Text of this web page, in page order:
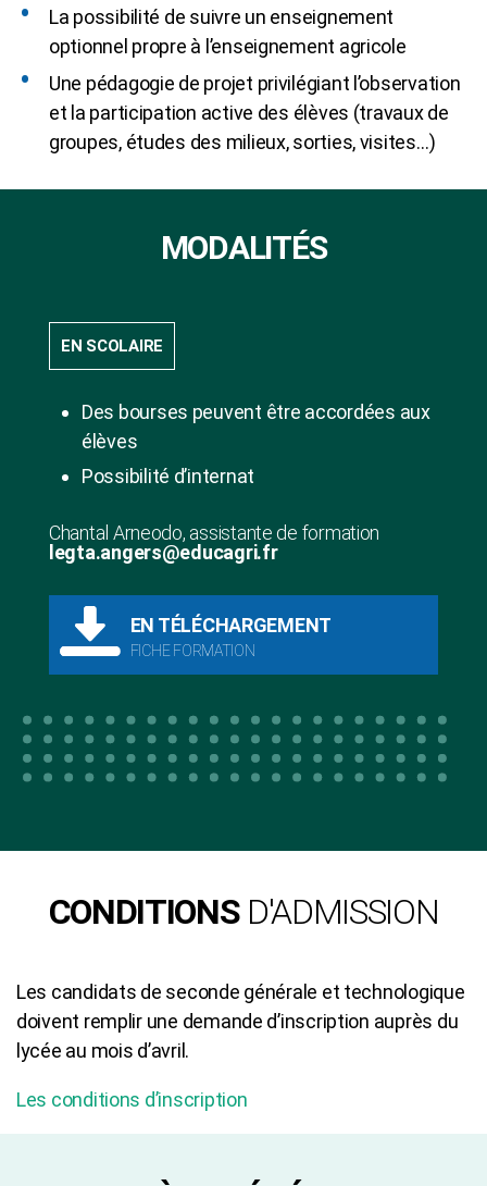
La possibilité de suivre un enseignement
optionnel propre à l’enseignement agricole
Une pédagogie de projet privilégiant l’observation
et la participation active des élèves (travaux de
groupes, études des milieux, sorties, visites…)
MODALITÉS
EN SCOLAIRE
Des bourses peuvent être accordées aux
élèves
Possibilité d’internat
Chantal Arneodo, assistante de formation
legta.angers@educagri.fr
EN TÉLÉCHARGEMENT
FICHE FORMATION
CONDITIONSD'ADMISSION
Les candidats de seconde générale et technologique
doivent remplir une demande d’inscription auprès du
lycée au mois d’avril.
Les conditions d’inscription